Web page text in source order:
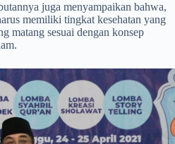
juga menyampaikan bahwa,
memiliki tingkat kesehatan yang
matang sesuai dengan konsep